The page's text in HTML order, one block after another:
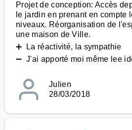
Projet de conception: Accès
le jardin en prenant en compte
niveaux. Réorganisation de
une maison de Ville.
➕ La réactivité, la sympathie
➖ J'ai apporté moi même lee
Julien
28/03/2018